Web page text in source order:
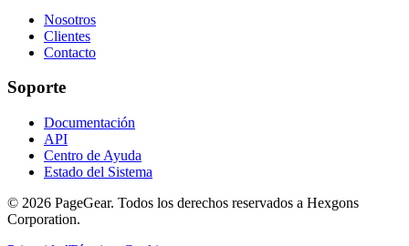
Nosotros
Clientes
Contacto
Soporte
Documentación
API
Centro de Ayuda
Estado del Sistema
© 2026 PageGear. Todos los derechos reservados a Hexgons
Corporation.